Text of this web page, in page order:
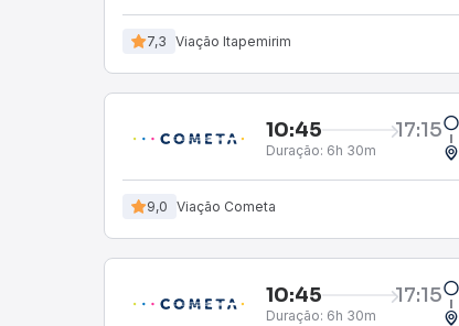
7,3 Viação Itapemirim
10:45 17:15
Duração: 6h 30m
9,0 Viação Cometa
10:45 17:15
Duração: 6h 30m